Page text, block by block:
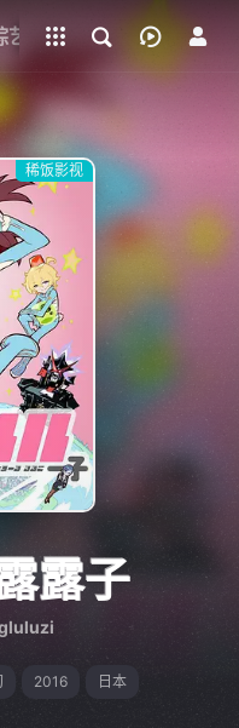
艺 动漫 短剧
稀饭影视
露子
2016 日本